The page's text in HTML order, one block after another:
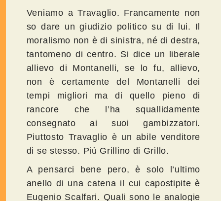
Veniamo a Travaglio. Francamente non
so dare un giudizio politico su di lui. Il
moralismo non è di sinistra, né di destra,
tantomeno di centro. Si dice un liberale
allievo di Montanelli, se lo fu, allievo,
non è certamente del Montanelli dei
tempi migliori ma di quello pieno di
rancore che l’ha squallidamente
consegnato ai suoi gambizzatori.
Piuttosto Travaglio è un abile venditore
di se stesso. Più Grillino di Grillo.
A pensarci bene pero, è solo l’ultimo
anello di una catena il cui capostipite è
Eugenio Scalfari. Quali sono le analogie